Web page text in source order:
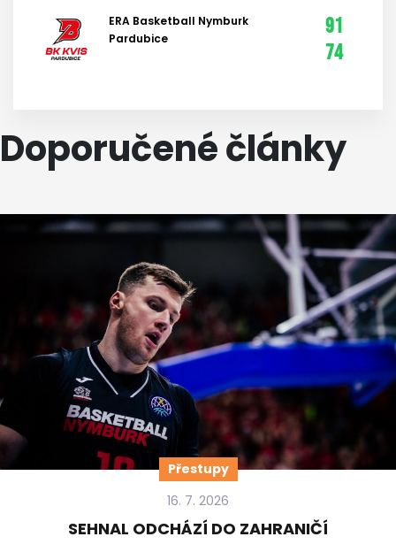
ERA Basketball Nymburk
Pardubice
91
74
Doporučené články
Přestupy
16. 7. 2026
SEHNAL ODCHÁZÍ DO ZAHRANIČÍ